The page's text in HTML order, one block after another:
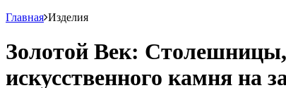
Главная Изделия
Золотой Век:
искусственного камня на